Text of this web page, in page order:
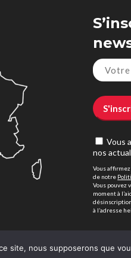
Vous
nos
Vous
de notre
Vous pouvez
moment à
à l’adresse
site, nous supposerons que